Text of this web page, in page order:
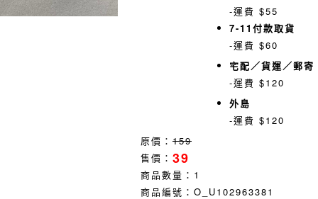
-運費 $55
7-11付款取貨
-運費 $60
宅配／貨運／郵寄
-運費 $120
外島
-運費 $120
原價： 159
售價： 39
商品數量： 1
商品編號： O_U102963381